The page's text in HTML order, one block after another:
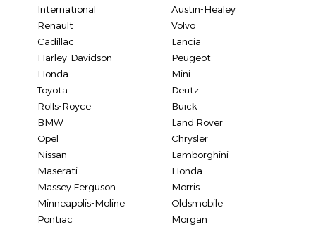
International
Austin-Healey
Renault
Volvo
Cadillac
Lancia
Harley-Davidson
Peugeot
Honda
Mini
Toyota
Deutz
Rolls-Royce
Buick
BMW
Land Rover
Opel
Chrysler
Nissan
Lamborghini
Maserati
Honda
Massey Ferguson
Morris
Minneapolis-Moline
Oldsmobile
Pontiac
Morgan